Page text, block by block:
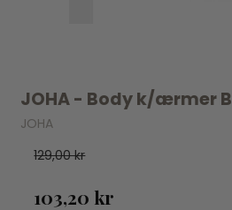
JOHA - Body k/ærmer
JOHA
129,00 kr
103,20 kr